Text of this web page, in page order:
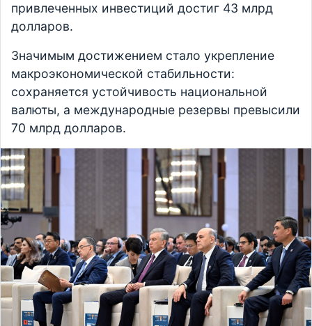
привлеченных инвестиций достиг 43 млрд
долларов.
Значимым достижением стало укрепление
макроэкономической стабильности:
сохраняется устойчивость национальной
валюты, а международные резервы превысили
70 млрд долларов.